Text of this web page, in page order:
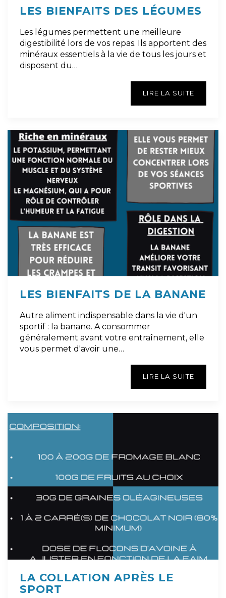
LES BIENFAITS DES LÉGUMES
Les légumes permettent une meilleure
digestibilité lors de vos repas. Ils apportent des
minéraux essentiels à la vie de tous les jours et
disposent du…
LIRE LA SUITE
LES BIENFAITS DE LA BANANE
Autre aliment indispensable dans la vie d'un
sportif : la banane. A consommer
généralement avant votre entraînement, elle
vous permet d'avoir une…
LIRE LA SUITE
LA COLLATION APRÈS LE
SPORT